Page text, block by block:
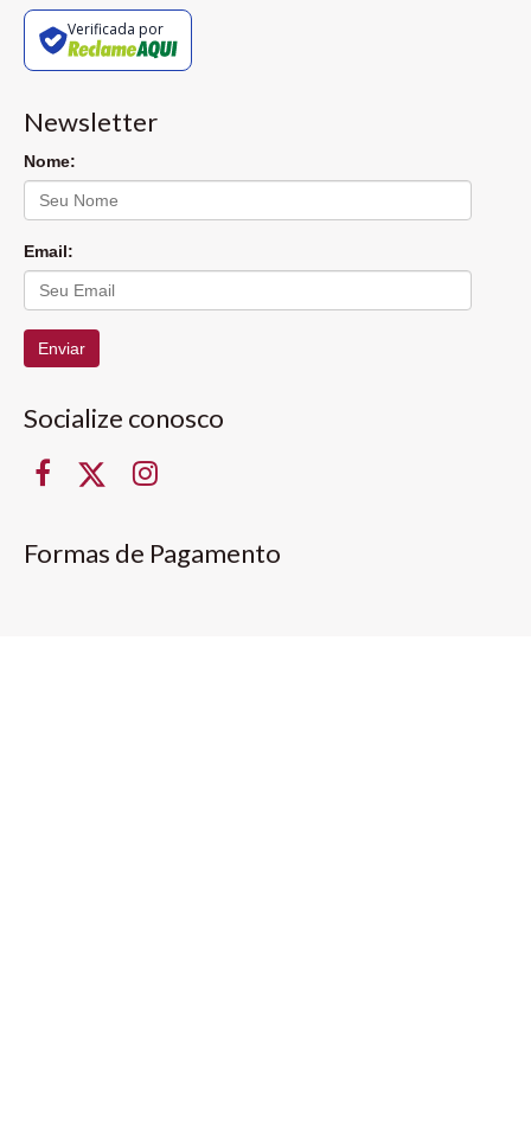
Verificada por
Newsletter
Nome:
Email:
Enviar
Socialize conosco
Formas de Pagamento